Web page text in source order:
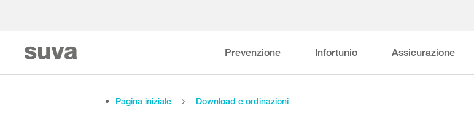
Prevenzione Infortunio Assicurazione
Pagina iniziale Download e ordinazioni